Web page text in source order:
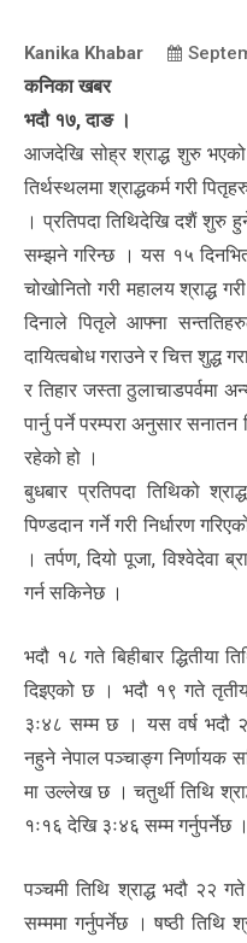
Kanika Khabar
कनिका खबर
भदौ १७, दाङ ।
आजदेखि सोह्र श्राद्ध शुरु भएको
तिर्थस्थलमा श्राद्धकर्म गरी
। प्रतिपदा तिथिदेखि दशैं शुरु
सम्झने गरिन्छ । यस १५
चोखोनितो गरी महालय श्राद्ध
दिनाले पितृले आफ्ना
दायित्वबोध गराउने र चित्त शुद्ध
र तिहार जस्ता ठुलाचाडपर्वमा
पार्नु पर्ने परम्परा अनुसार सनातन
रहेको हो ।
बुधबार प्रतिपदा तिथिको
पिण्डदान गर्ने गरी निर्धारण
। तर्पण, दियो पूजा, विश्वेदेवा
गर्न सकिनेछ ।
भदौ १८ गते बिहीबार द्धितीया
दिइएको छ । भदौ १९ गते
३ः४८ सम्म छ । यस वर्ष भदौ
नहुने नेपाल पञ्चाङ्ग निर्णायक
मा उल्लेख छ । चतुर्थी तिथि
१ः१६ देखि ३ः४६ सम्म गर्नुपर्नेछ ।
पञ्चमी तिथि श्राद्ध भदौ २२
सम्ममा गर्नुपर्नेछ । षष्ठी